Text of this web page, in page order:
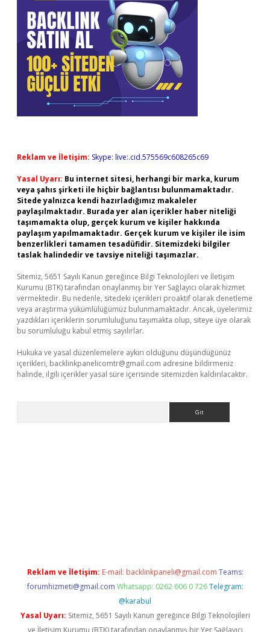
Reklam ve İletişim: Skype: live:.cid.575569c608265c69
Yasal Uyarı: Bu internet sitesi, herhangi bir marka, kurum
veya şahıs şirketi ile hiçbir bağlantısı bulunmamaktadır.
Sitede yalnızca kendi hazırladığımız makaleler
paylaşılmaktadır. Burada yer alan içerikler haber niteliği
taşımamakta olup, gerçek kurum ve kişiler hakkında
paylaşım yapılmamaktadır. Gerçek kurum ve kişiler ile isim
benzerlikleri tamamen tesadüfidir. Sitemizdeki bilgiler
taslak halindedir ve tavsiye niteliği taşımazlar.
Sitemiz, 5651 Sayılı Kanun gereğince Bilgi Teknolojileri ve İletişim
Kurumu (BTK) tarafından onaylanmış bir Yer Sağlayıcı olarak hizmet
vermektedir. Bu nedenle, sitedeki içerikleri proaktif olarak denetleme
veya araştırma yükümlülüğümüz bulunmamaktadır. Ancak, üyelerimiz
yazdıkları içeriklerin sorumluluğunu taşımakta olup, siteye üye olarak
bu sorumluluğu kabul etmiş sayılırlar.
Hukuka ve yasal düzenlemelere aykırı olduğunu düşündüğünüz
içerikleri, backlinkpanelicomtr@gmail.com adresine bildirmeniz
halinde, ilgili içerikler yasal süre içerisinde sitemizden kaldırılacaktır.
Reklam ve İletişim: E-mail: backlinkpaneli@gmail.com Teams:
forumhizmeti@gmail.com Whatsapp: 0262 606 0 726 Telegram:
@karabul
Yasal Uyarı: Sitemiz, 5651 Sayılı Kanun gereğince Bilgi Teknolojileri
ve İletişim Kurumu (BTK) tarafından onaylanmış bir Yer Sağlayıcı